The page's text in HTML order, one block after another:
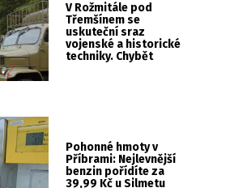
V Rožmitále pod
Třemšínem se
uskuteční sraz
vojenské a historické
techniky. Chybět
Pohonné hmoty v
Příbrami: Nejlevnější
benzin pořídíte za
39,99 Kč u Silmetu